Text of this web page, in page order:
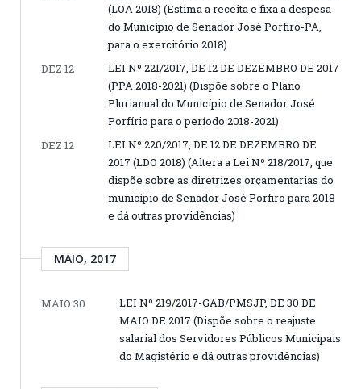
(LOA 2018) (Estima a receita e fixa a despesa
do Município de Senador José Porfiro-PA,
para o exercitório 2018)
DEZ 12
LEI Nº 221/2017, DE 12 DE DEZEMBRO DE 2017
(PPA 2018-2021) (Dispõe sobre o Plano
Plurianual do Município de Senador José
Porfírio para o período 2018-2021)
DEZ 12
LEI Nº 220/2017, DE 12 DE DEZEMBRO DE
2017 (LDO 2018) (Altera a Lei Nº 218/2017, que
dispõe sobre as diretrizes orçamentarias do
município de Senador José Porfiro para 2018
e dá outras providências)
MAIO, 2017
MAIO 30
LEI Nº 219/2017-GAB/PMSJP, DE 30 DE
MAIO DE 2017 (Dispõe sobre o reajuste
salarial dos Servidores Públicos Municipais
do Magistério e dá outras providências)